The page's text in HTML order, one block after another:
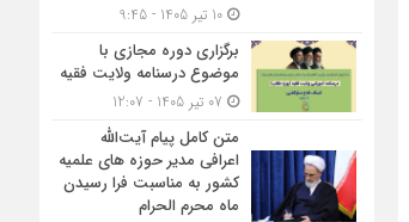
برگزاری دوره مجازی با
موضوع درسنامه ولایت فقیه
متن کامل پیام آیت‌الله
اعرافی مدیر حوزه های علمیه
کشور به مناسبت فرا رسیدن
ماه محرم الحرام